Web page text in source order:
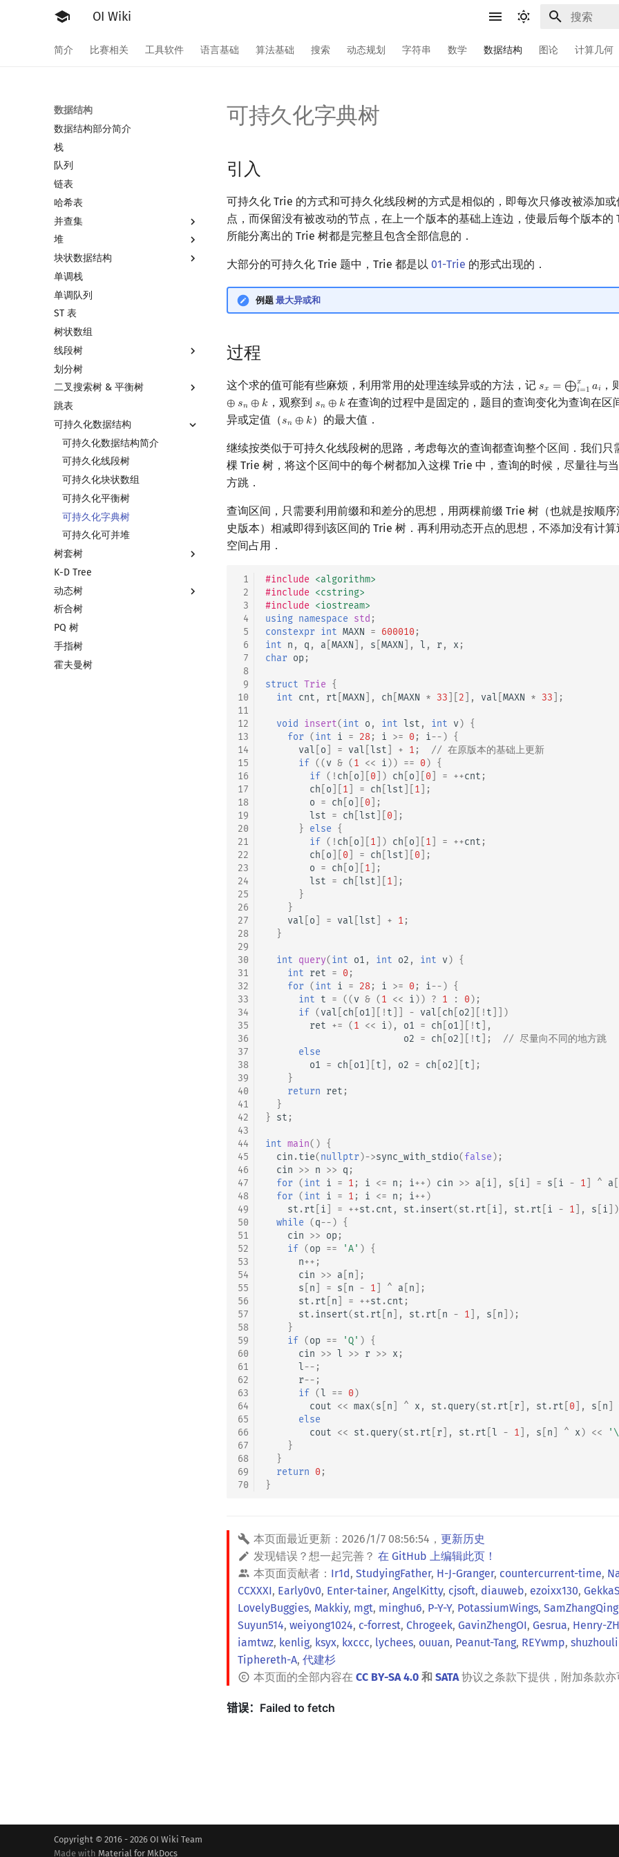
OI Wiki
简介 比赛相关 工具软件 语言基础 算法基础 搜索 动态规划 字符串 数学 数据结构 图论 计算几何
数据结构
数据结构部分简介
栈
队列
链表
哈希表
并查集
并查集
并查集复杂度
堆
堆简介
二叉堆
配对堆
左偏树
块状数据结构
分块思想
块状数组
块状链表
树分块
Sqrt Tree
单调栈
单调队列
ST 表
树状数组
线段树
线段树基础
线段树合并 & 分裂
李超线段树
猫树
区间最值操作 & 区间历史最值
Kinetic Tournament Tree
划分树
二叉搜索树 & 平衡树
二叉搜索树 & 平衡树
Treap
Splay 树
WBLT
替罪羊树
笛卡尔树
Size Balanced Tree
AVL 树
红黑树
左偏红黑树
AA 树
跳表
可持久化数据结构
可持久化数据结构简介
可持久化线段树
可持久化块状数组
可持久化平衡树
可持久化字典树
可持久化可并堆
树套树
线段树套线段树
平衡树套线段树
线段树套平衡树
树状数组套权值线段树
分块套树状数组
K-D Tree
动态树
Link Cut Tree
全局平衡二叉树
Euler Tour Tree
Top Tree
析合树
PQ 树
手指树
霍夫曼树
可持久化字典树
引入
可持久化 Trie 的方式和可持久化线段树的方式是相似的，即每次只修改被添加
点，而保留没有被改动的节点，在上一个版本的基础上连边，使最后每个版本的
所能分离出的 Trie 树都是完整且包含全部信息的．
大部分的可持久化 Trie 题中，Trie 都是以 01-Trie 的形式出现的．
例题 最大异或和
过程
这个求的值可能有些麻烦，利用常用的处理连续异或的方法，记 𝑠𝑥 = ⨁𝑥
𝑖=1 𝑎𝑖
sx =⨁i=1xa i ，
⊕ 𝑠𝑛 ⊕ 𝑘 ，观察到 𝑠𝑛 ⊕ 𝑘
sn ⊕k 在查询的过程中是固定的，题目的查询变化为查询在区
异或定值（𝑠𝑛 ⊕ 𝑘
sn ⊕k ）的最大值．
继续按类似于可持久化线段树的思路，考虑每次的查询都查询整个区间．我们只
棵 Trie 树，将这个区间中的每个树都加入这棵 Trie 中，查询的时候，尽量往与
方跳．
查询区间，只需要利用前缀和和差分的思想，用两棵前缀 Trie 树（也就是按顺
史版本）相减即得到该区间的 Trie 树．再利用动态开点的思想，不添加没有计
空间占用．
1
2
3
4
5
6
7
8
9
10
11
12
13
14
15
16
17
18
19
20
21
22
23
24
25
26
27
28
29
30
31
32
33
34
35
36
37
38
39
40
41
42
43
44
45
46
47
48
49
50
51
52
53
54
55
56
57
58
59
60
61
62
63
64
65
66
67
68
69
70
#include <algorithm>
#include <cstring>
#include <iostream>
using namespace std ;
constexpr int MAXN = 600010;
int n , q , a MAXN ], s MAXN ], l , r, x;
char op ;
struct Trie {
int cnt , rt MAXN ], ch MAXN * 33 2 ], val MAXN * 33 ];
void insert(int o , int lst , int v) {
for (int i = 28; i >= 0; i--) {
val o = val lst + 1 ;
// 在原版本的基础上更新
if ((v & (1 << i)) == 0) {
if ( ! ch o 0 ]) ch o 0 = ++cnt ;
ch o 1 = ch lst 1 ];
o = ch o 0 ];
lst = ch lst 0 ];
} else {
if ( ! ch o 1 ]) ch o 1 = ++cnt ;
ch o 0 = ch lst 0 ];
o = ch o 1 ];
lst = ch lst 1 ];
}
}
val o = val lst + 1 ;
}
int query(int o1 , int o2 , int v) {
int ret = 0;
for (int i = 28; i >= 0; i--) {
int t = ((v & (1 << i)) ? 1 : 0);
if (val ch o1 ! t - val ch o2 ! t ]])
ret += (1 << i), o1 = ch o1 ! t ],
o2 = ch o2 ! t ];
// 尽量向不同的地方跳
else
o1 = ch o1 t ], o2 = ch o2 t ];
}
return ret ;
}
} st ;
int main() {
cin .tie(nullptr)->sync_with_stdio(false);
cin >> n >> q ;
for (int i = 1 ; i <= n ; i++) cin >> a i ], s i = s i - 1 ^ a
for (int i = 1 ; i <= n ; i++)
st .rt i = ++st .cnt , st .insert(st .rt i ], st .rt i - 1 ], s i
while (q--) {
cin >> op ;
if (op == 'A' ) {
n++ ;
cin >> a n ];
s n = s n - 1 ^ a n ];
st .rt n = ++st .cnt ;
st .insert(st .rt n ], st .rt n - 1 ], s n ]);
}
if (op == 'Q' ) {
cin >> l >> r >> x;
l-- ;
r-- ;
if (l == 0)
cout << max(s n ^ x, st .query(st .rt r ], st .rt 0 ], s n
else
cout << st .query(st .rt r ], st .rt l - 1 ], s n ^ x) <<
}
}
return 0;
}
本页面最近更新： 2026/1/7 08:56:54 ， 更新历史
发现错误？想一起完善？ 在 GitHub 上编辑此页！
本页面贡献者： Ir1d, StudyingFather, H-J-Granger, countercurrent-time,
CCXXXI, Early0v0, Enter-tainer, AngelKitty, cjsoft, diauweb, ezoixx130,
LovelyBuggies, Makkiy, mgt, minghu6, P-Y-Y, PotassiumWings,
Suyun514, weiyong1024, c-forrest, Chrogeek, GavinZhengOI, Gesrua, Henry-
iamtwz, kenlig, ksyx, kxccc, lychees, ouuan, Peanut-Tang, REYwmp,
Tiphereth-A, 代建杉
本页面的全部内容在 CC BY-SA 4.0 和 SATA协议之条款下提供，附加条款亦
Copyright © 2016 - 2026 OI Wiki Team
Made with Material for MkDocs